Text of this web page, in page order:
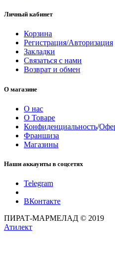
Личный кабинет
Корзина
Регистрация/Авторизация
Закладки
Связаться с нами
Возврат и обмен
О магазине
О нас
О Товаре
Конфиденциальность/
Франшиза
Магазины
Наши аккаунты в соцсетях
Telegram
ВКонтакте
ПИРАТ-МАРМЕЛАД © 2019
Атилект